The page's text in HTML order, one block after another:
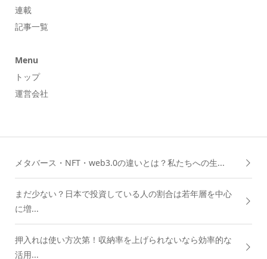
連載
記事一覧
Menu
トップ
運営会社
メタバース・NFT・web3.0の違いとは？私たちへの生...
まだ少ない？日本で投資している人の割合は若年層を中心
に増...
押入れは使い方次第！収納率を上げられないなら効率的な
活用...